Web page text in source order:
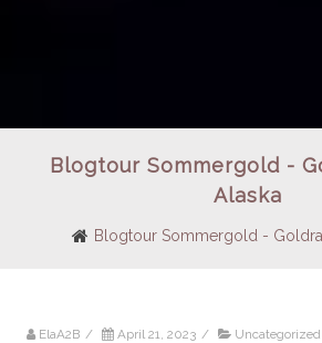
Blogtour Sommergold -
Alaska
Blogtour Sommergold -
ElaA2B / April 21, 2023 / Uncategorized